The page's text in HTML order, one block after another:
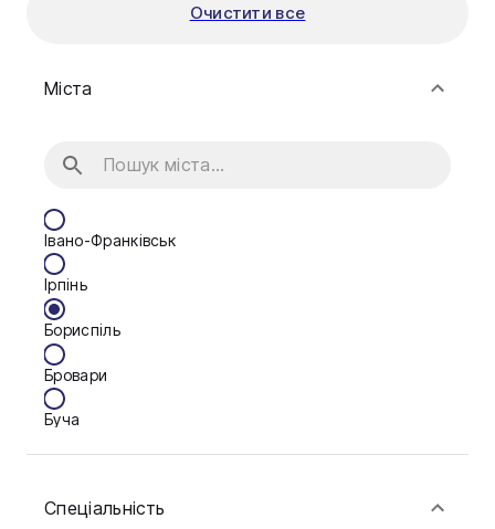
Очистити все
Міста
Івано-Франківськ
Ірпінь
Бориспіль
Бровари
Буча
Васильків
Спеціальність